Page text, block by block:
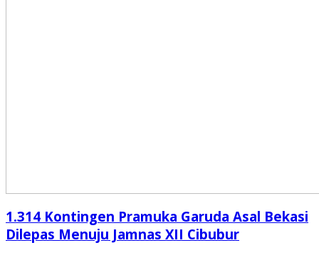
1.314 Kontingen Pramuka Garuda Asal Bekasi
Dilepas Menuju Jamnas XII Cibubur